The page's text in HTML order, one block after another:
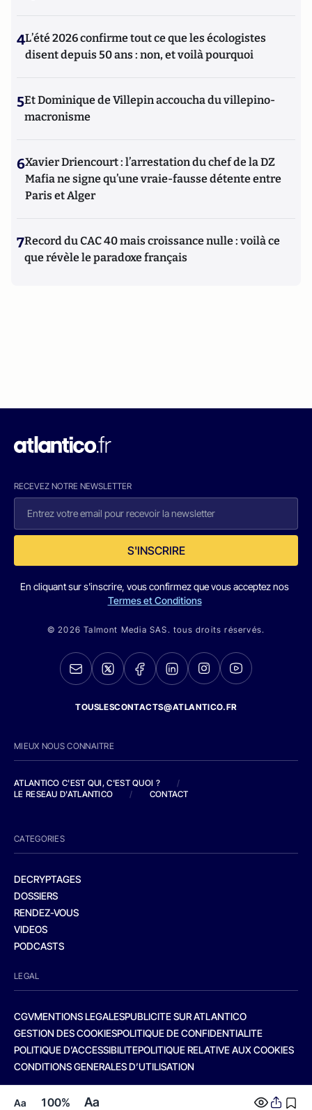
Aa 100% Aa
4L’été 2026 confirme tout ce que les écologistes
disent depuis 50 ans : non, et voilà pourquoi
5Et Dominique de Villepin accoucha du villepino-
macronisme
6Xavier Driencourt : l’arrestation du chef de la DZ
Mafia ne signe qu’une vraie-fausse détente entre
Paris et Alger
7Record du CAC 40 mais croissance nulle : voilà ce
que révèle le paradoxe français
RECEVEZ NOTRE NEWSLETTER
S'INSCRIRE
En cliquant sur s'inscrire, vous confirmez que vous acceptez nos
Termes et Conditions
© 2026 Talmont Media SAS. tous droits réservés.
TOUSLESCONTACTS@ATLANTICO.FR
MIEUX NOUS CONNAITRE
ATLANTICO C'EST QUI, C'EST QUOI ?
/
LE RESEAU D'ATLANTICO
/ CONTACT
CATEGORIES
DECRYPTAGES
DOSSIERS
RENDEZ-VOUS
VIDEOS
PODCASTS
LEGAL
CGVMENTIONS LEGALESPUBLICITE SUR ATLANTICO
GESTION DES COOKIESPOLITIQUE DE CONFIDENTIALITE
POLITIQUE D’ACCESSIBILITEPOLITIQUE RELATIVE AUX COOKIES
CONDITIONS GENERALES D’UTILISATION